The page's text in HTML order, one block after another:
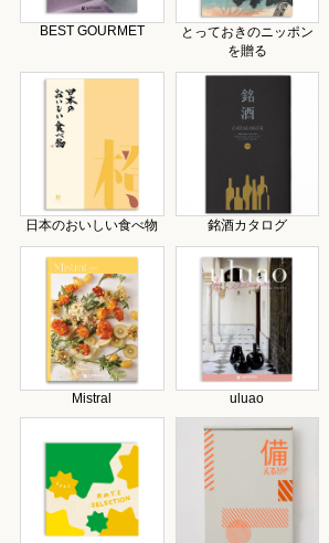
BEST GOURMET
とっておきのニッポン
を贈る
日本のおいしい食べ物 銘酒カタログ
Mistral uluao